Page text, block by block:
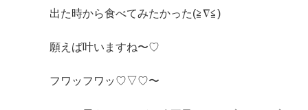
出た時から食べてみたかった(≧∇≦)
願えば叶いますね〜♡
フワッフワッ♡▽♡〜